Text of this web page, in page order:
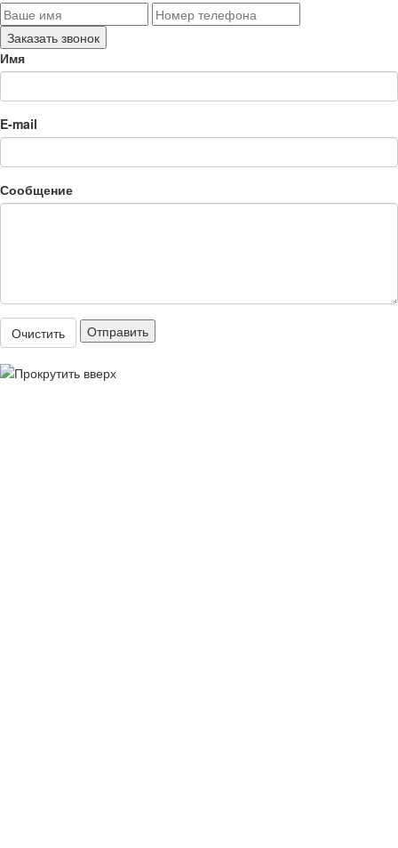
Имя
E-mail
Сообщение
Очистить Отправить